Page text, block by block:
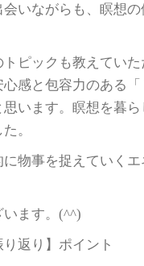
いながらも、瞑想
ピックも教えてい
感と包容力のある
思います。瞑想を暮
。
物事を捉えていく
ます。(^^)
り返り】ポイント